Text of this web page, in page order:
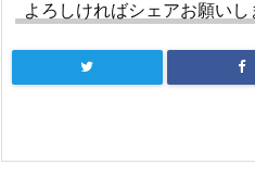
よろしければシェアお願いし